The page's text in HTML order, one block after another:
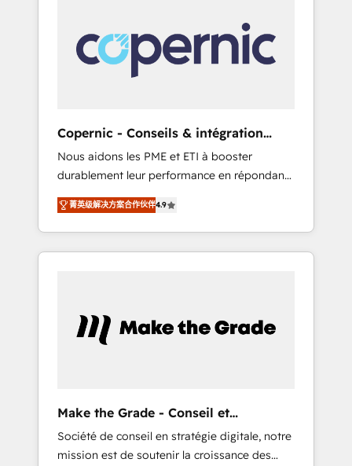
portal? We are built for the work.
We engineer revenue outcomes for the GTM
owner on HubSpot. We Build Different
Solutions Partner 🤝 - Global: 75+ RPers
across five continents 🌐 - Scale: Largest
organically grown & fastest tiering Elite
HubSpot Partner 🪴 - CRM: More Sales Hub
implementations than any other Partner 💻 -
Salesforce: We convert SFDC addicts to
HubSpot evangelists 🧡 Don't pick a
Copernic - Conseils & intégration
HubSpot
Nous aidons les PME et ETI à booster
durablement leur performance en répondant
aux vrais défis : • Intégration de HubSpot
avec d’autres outils (ERP, téléphonie, etc.) •
Alignement des équipes grâce à un outil et
des données partagées • Amélioration de la
Notre équipe de 30 consultants certifiés
HubSpot aborde chaque projet avec un
objectifs d’entreprise. Grâce à une
méthodologie éprouvée auprès de plus de
400 clients, nous comprenons rapidement
菁英级解决方案合作伙伴4.9
Make the Grade - Conseil et
intégrateur HubSpot
Société de conseil en stratégie digitale, notre
mission est de soutenir la croissance des